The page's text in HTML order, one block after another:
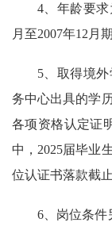
4、年龄要求
月至2007年12月
5、取得境
务中心出具的学
各项资格认定证
中，2025届毕业
位认证书落款截
6、岗位条件